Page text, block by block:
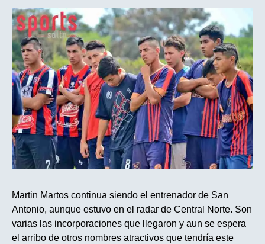
Martin Martos continua siendo el entrenador de San
Antonio, aunque estuvo en el radar de Central Norte. Son
varias las incorporaciones que llegaron y aun se espera
el arribo de otros nombres atractivos que tendría este